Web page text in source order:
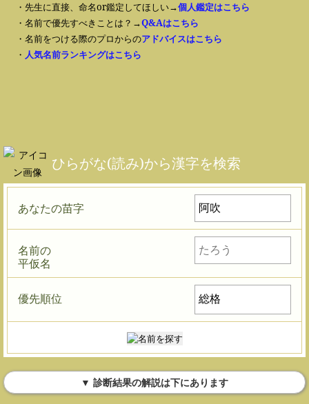
・先生に直接、命名or鑑定してほしい→個人鑑定はこちら
・名前で優先すべきことは？→Q&Aはこちら
・名前をつける際のプロからのアドバイスはこちら
・ 人気名前ランキングはこちら
ひらがな(読み)から漢字を検索
あなたの苗字
名前の
平仮名
優先順位
▼ 診断結果の解説は下にあります